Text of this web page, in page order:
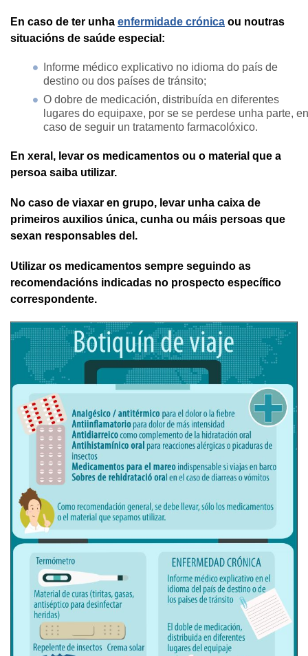
En caso de ter unha enfermidade crónica ou noutras
situacións de saúde especial:
Informe médico explicativo no idioma do país de
destino ou dos países de tránsito;
O dobre de medicación, distribuída en diferentes
lugares do equipaxe, por se se perdese unha parte, en
caso de seguir un tratamento farmacolóxico.
En xeral, levar os medicamentos ou o material que a
persoa saiba utilizar.
No caso de viaxar en grupo, levar unha caixa de
primeiros auxilios única, cunha ou máis persoas que
sexan responsables del.
Utilizar os medicamentos sempre seguindo as
recomendacións indicadas no prospecto específico
correspondente.